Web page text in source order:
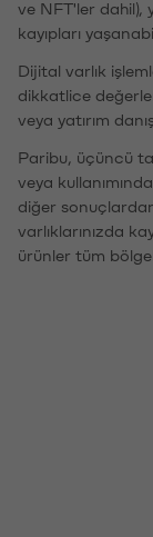
ve NFT'ler dahil),
kayıpları
Dijital varlık
dikkatlice
veya yatırım
Paribu, üçüncü
veya
diğer
varlıklarınızda
ürünler tüm